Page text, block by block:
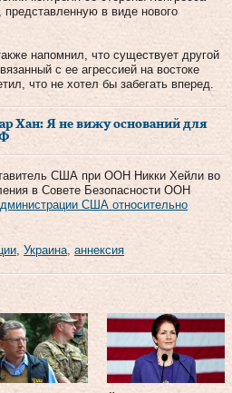
в виде нового
напомнил, что существует другой
с ее агрессией на востоке
что не хотел бы забегать вперед.
Хан: Я не вижу оснований для
США при ООН Никки Хейли во
в Совете Безопасности ООН
США относительно
Украина аннексия